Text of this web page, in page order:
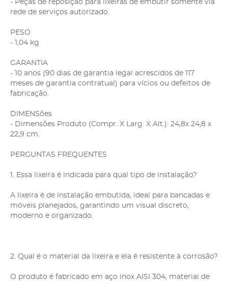
- Peças de reposição para lixeiras de embutir somente via
rede de serviços autorizado.
PESO
- 1,04 kg
GARANTIA
- 10 anos (90 dias de garantia legal acrescidos de 117
meses de garantia contratual) para vícios ou defeitos de
fabricação.
DIMENSões
- Dimensões Produto (Compr. X Larg. X Alt.): 24,8x 24,8 x
22,9 cm.
PERGUNTAS FREQUENTES
1. Essa lixeira é indicada para qual tipo de instalação?
A lixeira é de instalação embutida, ideal para bancadas e
móveis planejados, garantindo um visual discreto,
moderno e organizado.
2. Qual é o material da lixeira e ela é resistente à corrosão?
O produto é fabricado em aço inox AISI 304, material de